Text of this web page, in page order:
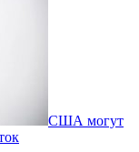
США могут